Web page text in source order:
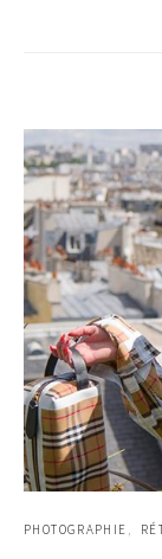
PHOTOGRAPHIE